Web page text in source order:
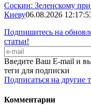
Соскин: Зеленскому
Киеву06.08.2026
Подпишитесь на
статьи!
Введите Ваш E-mail и
теги для подписки
Подписаться на другие
Комментарии